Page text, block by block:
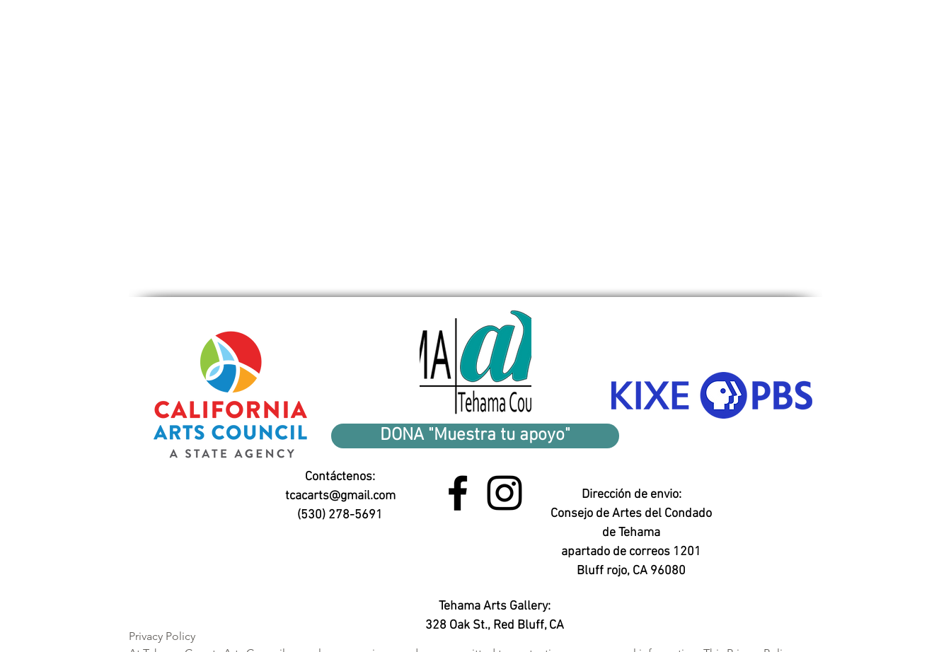
DONA "Muestra tu apoyo"
Contáctenos:
tcacarts@gmail.com
(530) 278-5691
Dirección de envio:
Consejo de Artes del Condado
de Tehama
apartado de correos 1201
Bluff rojo, CA 96080
Tehama Arts Gallery:
328 Oak St., Red Bluff, CA
Privacy Policy